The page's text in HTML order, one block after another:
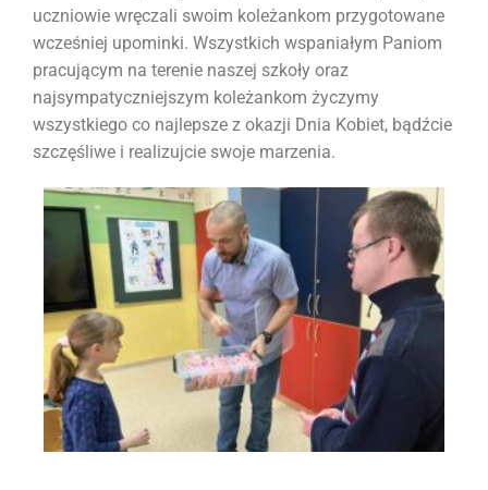
uczniowie wręczali swoim koleżankom przygotowane
wcześniej upominki. Wszystkich wspaniałym Paniom
pracującym na terenie naszej szkoły oraz
najsympatyczniejszym koleżankom życzymy
wszystkiego co najlepsze z okazji Dnia Kobiet, bądźcie
szczęśliwe i realizujcie swoje marzenia.